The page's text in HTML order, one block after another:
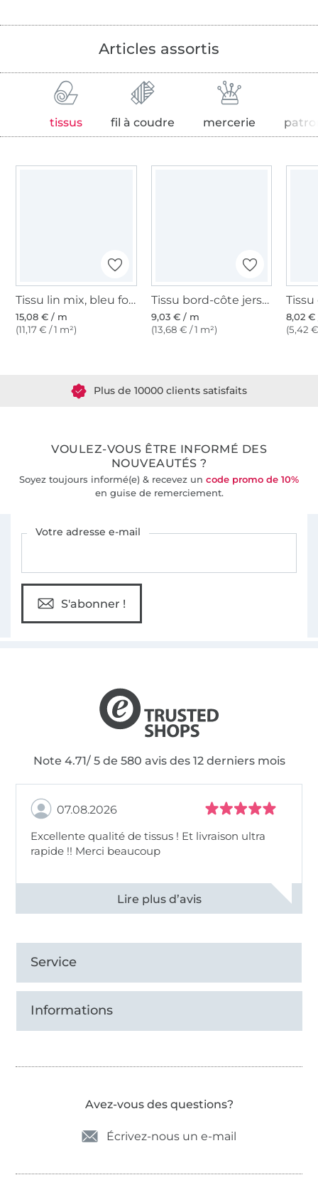
Articles assortis
tissus fil à coudre mercerie
Tissu lin mix, bleu foncé - pourpre
15,08 € / m
(11,17 € / 1 m²)
Tissu bord-côte jersey tubulaire lisse, bleu royal
9,03 € / m
(13,68 € / 1 m²)
8,02
(5,42
Plus de 10000 clients satisfaits
VOULEZ-VOUS ÊTRE INFORMÉ DES
NOUVEAUTÉS ?
Soyez toujours informé(e) & recevez un code promo de 10%
en guise de remerciement.
Votre adresse e-mail
S'abonner !
Note 4.71/ 5 de 580 avis des 12 derniers mois
07.08.2026
Excellente qualité de tissus ! Et livraison ultra
rapide !! Merci beaucoup
Voir tous les 11496 commentaires
Service
Informations
Avez-vous des questions?
Écrivez-nous un e-mail